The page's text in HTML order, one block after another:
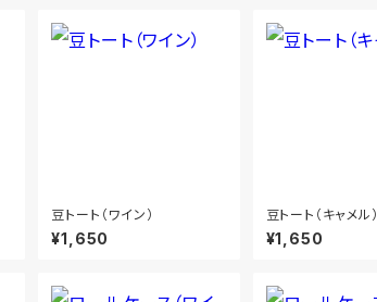
豆トート（ワイン）
¥1,650
豆トート（キャメル）
¥1,650